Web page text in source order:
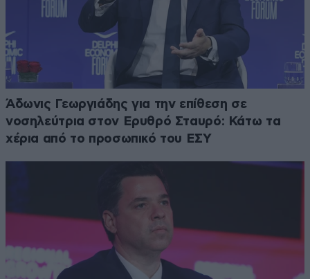
Άδωνις Γεωργιάδης για την επίθεση σε
νοσηλεύτρια στον Ερυθρό Σταυρό: Κάτω τα
χέρια από το προσωπικό του ΕΣΥ